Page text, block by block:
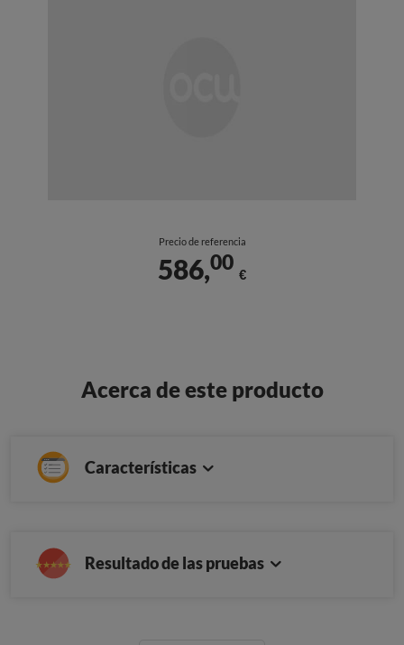
Precio de referencia
586,00
€
Acerca de este producto
Características
Resultado de las pruebas